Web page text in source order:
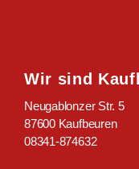
Wir sind
Neugablonzer Str. 5
87600 Kaufbeuren
08341-874632